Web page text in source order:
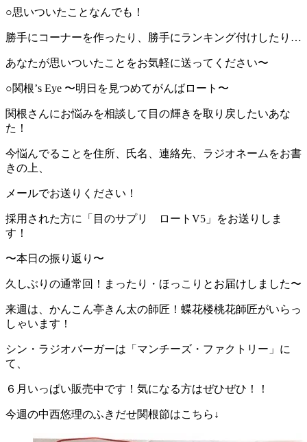
○思いついたことなんでも！
勝手にコーナーを作ったり、勝手にランキング付けしたり…
あなたが思いついたことをお気軽に送ってください〜
○関根’s Eye 〜明日を見つめてがんばロート〜
関根さんにお悩みを相談して目の輝きを取り戻したいあな
た！
今悩んでることを住所、氏名、連絡先、ラジオネームをお書
きの上、
メールでお送りください！
採用された方に「目のサプリ ロートV5」をお送りしま
す！
〜本日の振り返り〜
久しぶりの通常回！まったり・ほっこりとお届けしました〜
来週は、かんこん亭きん太の師匠！蝶花楼桃花師匠がいらっ
しゃいます！
シン・ラジオバーガーは「マンチーズ・ファクトリー」に
て、
６月いっぱい販売中です！気になる方はぜひぜひ！！
今週の中西悠理のふきだせ関根節はこちら↓